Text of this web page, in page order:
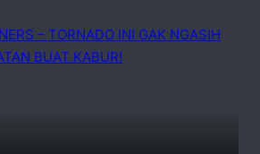
will not be published. Required fiels